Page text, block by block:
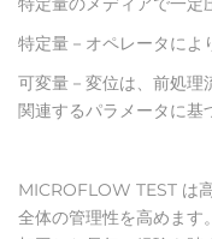
特定量－オペレータによ
可変量－変位は、前処理
関連するパラメータに基
MICROFLOW TEST は
全体の管理性を高めます